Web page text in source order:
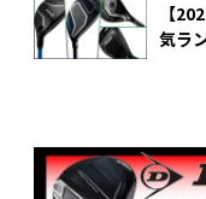
【
気ラ